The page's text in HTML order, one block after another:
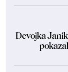
Devojka